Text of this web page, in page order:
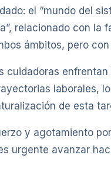
el “mundo del
relacionado con la
ámbitos, pero
laborales,
de esta
y agotamiento
urgente avanzar